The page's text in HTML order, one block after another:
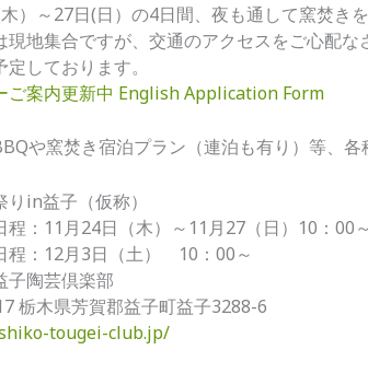
）～27日(日）の4日間、夜も通して窯焚き
現地集合ですが、交通のアクセスをご心配
しております。
ご案内更新中 English Application Form
や窯焚き宿泊プラン（連泊も有り）等、各
in益子（仮称）
程：11月24日（木）～11月27（日）10：00～
程：12月3日（土） 10：00～
子陶芸倶楽部
栃木県芳賀郡益子町益子3288-6
tougei-club.jp/